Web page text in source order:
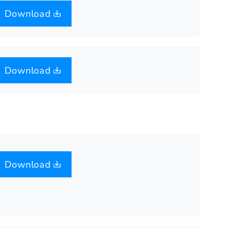
Download
Download
Download